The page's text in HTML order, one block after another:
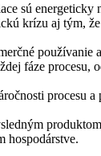
sú
krízu aj tým,
fáze procesu,
procesu
hospodárstve.